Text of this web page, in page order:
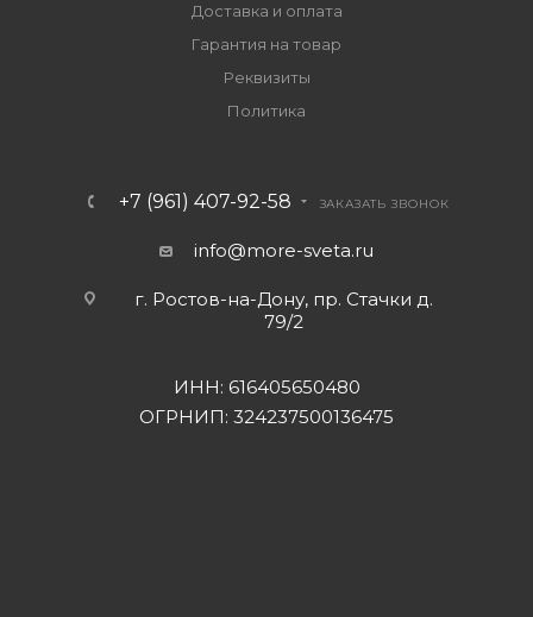
Доставка и оплата
Гарантия на товар
Реквизиты
Политика
+7 (961) 407-92-58 ЗАКАЗАТЬ ЗВОНОК
info@more-sveta.ru
г. Ростов-на-Дону, пр. Стачки д.
79/2
ИНН: 616405650480
ОГРНИП: 324237500136475